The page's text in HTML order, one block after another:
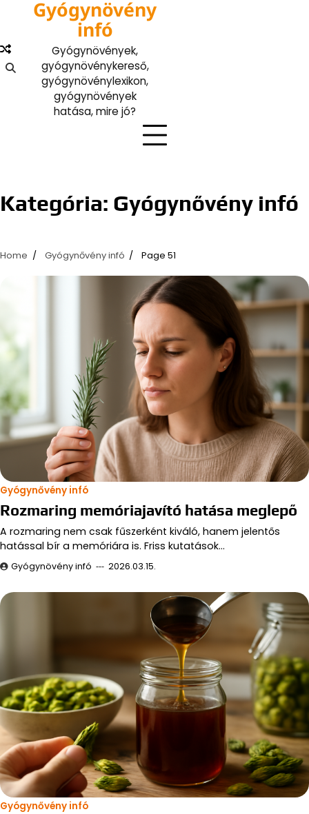
content
Gyógynövény
infó
Gyógynövények,
gyógynövénykereső,
gyógynövénylexikon,
gyógynövények
hatása, mire jó?
Kategória: Gyógynővény infó
Home Gyógynővény infó Page 51
Gyógynővény infó
Rozmaring memóriajavító hatása meglepő
A rozmaring nem csak fűszerként kiváló, hanem jelentős
hatással bír a memóriára is. Friss kutatások…
Gyógynövény infó 2026.03.15.
Gyógynővény infó